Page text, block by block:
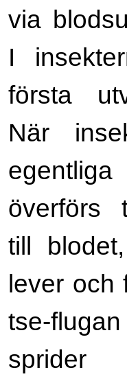
via
I
första
När
överförs
till
lever och
tse-